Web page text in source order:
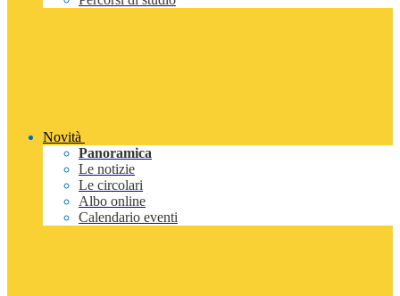
Novità
Panoramica
Le notizie
Le circolari
Albo online
Calendario eventi